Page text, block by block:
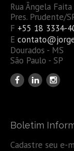
Rua Ângela
Pres. Prudente/
F +55 18 3334-
E
Dourados -
São Paulo - SP
Boletim
Cadastre seu e-